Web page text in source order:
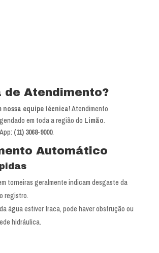
de Atendimento?
nossa equipe técnica!Atendimento
em toda a região do Limão.
(11) 3068-9000.
Automático
torneiras geralmente indicam desgaste da
registro.
água estiver fraca, pode haver obstrução ou
hidráulica.